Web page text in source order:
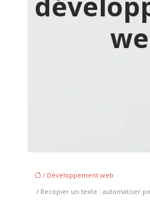
/ Développement web
/ Recopier un texte : automatiser